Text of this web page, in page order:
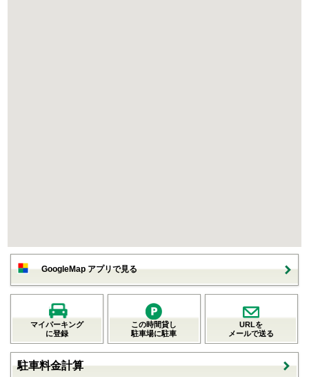
GoogleMap アプリで見る
マイパーキング
に登録
この時間貸し
駐車場に駐車
URLを
メールで送る
駐車料金計算